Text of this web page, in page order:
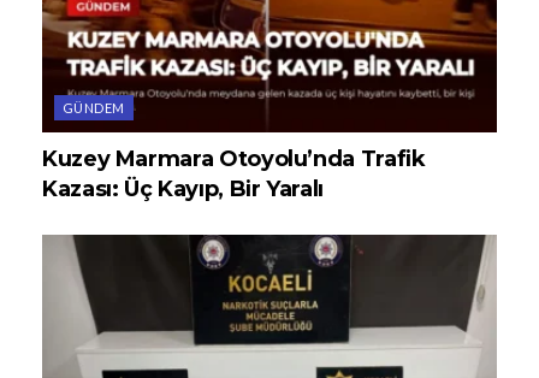
GÜNDEM
Kuzey Marmara Otoyolu’nda Trafik
Kazası: Üç Kayıp, Bir Yaralı